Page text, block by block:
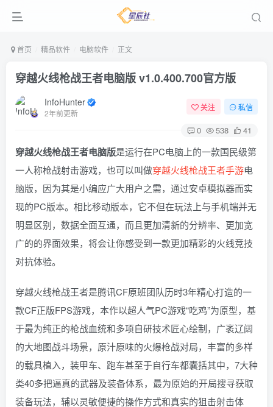
首页 精品软件 电脑软件 正文
穿越火线枪战王者电脑版 v1.0.400.700官方版
InfoHunter
2年前更新
关注 私信
0 538 41
穿越火线枪战王者电脑版是运行在PC电脑上的一款国民级第
一人称枪战射击游戏，也可以叫做穿越火线枪战王者手游电
脑版，因为其是小编应广大用户之需，通过安卓模拟器而实
现的PC版本。相比移动版本，它不但在玩法上与手机端并无
明显区别，数据全面互通，而且更加清新的分辨率、更加宽
广的的界面效果，将会让你感受到一款更加精彩的火线竞技
对抗体验。
穿越火线枪战王者是腾讯CF原班团队历时3年精心打造的一
款CF正版FPS游戏，本作以超人气PC游戏“吃鸡”为原型，基
于最为纯正的枪战血统和多项自研技术匠心绘制，广袤辽阔
的大地图战斗场景，原汁原味的火爆枪战对局，丰富的多样
的载具植入，装甲车、跑车甚至于自行车都囊括其中，7大种
类40多把逼真的武器及装备体系，最为原始的开局搜寻获取
装备玩法，辅以灵敏便捷的操作方式和真实的狙击射击体